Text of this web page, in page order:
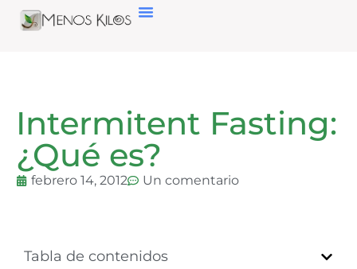
Intermitent Fasting:
¿Qué es?
febrero 14, 2012 Un comentario
Tabla de contenidos